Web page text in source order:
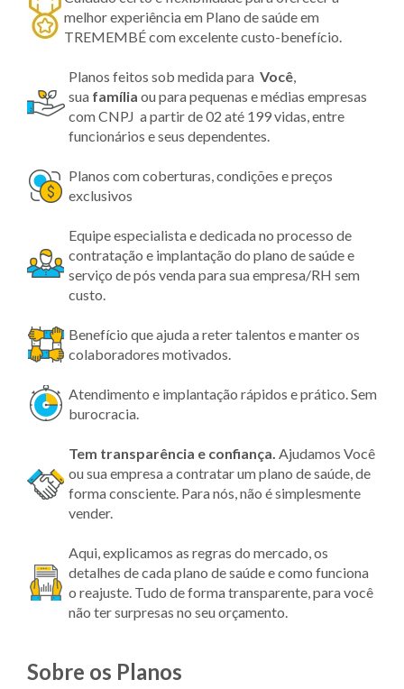
melhor experiência em Plano de saúde em
TREMEMBÉ com excelente custo-benefício.
Planos feitos sob medida para Você,
sua família ou para pequenas e médias empresas
com CNPJ a partir de 02 até 199 vidas, entre
funcionários e seus dependentes.
Planos com coberturas, condições e preços
exclusivos
Equipe especialista e dedicada no processo de
contratação e implantação do plano de saúde e
serviço de pós venda para sua empresa/RH sem
custo.
Benefício que ajuda a reter talentos e manter os
colaboradores motivados.
Atendimento e implantação rápidos e prático. Sem
burocracia.
Tem transparência e confiança. Ajudamos Você
ou sua empresa a contratar um plano de saúde, de
forma consciente. Para nós, não é simplesmente
vender.
Aqui, explicamos as regras do mercado, os
detalhes de cada plano de saúde e como funciona
o reajuste. Tudo de forma transparente, para você
não ter surpresas no seu orçamento.
Sobre os Planos